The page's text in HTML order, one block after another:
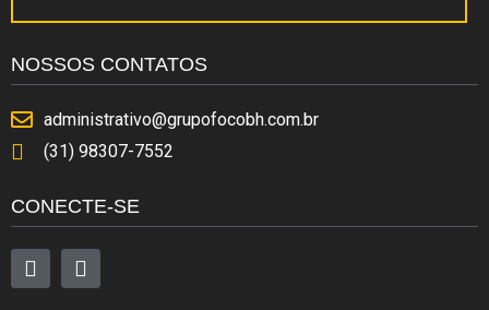
NOSSOS CONTATOS
administrativo@grupofocobh.com.br
(31) 98307-7552
CONECTE-SE